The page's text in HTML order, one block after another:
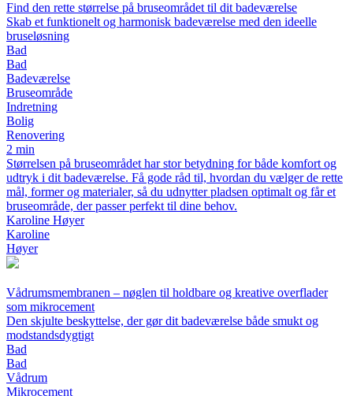
Find den rette størrelse på bruseområdet til dit badeværelse
Skab et funktionelt og harmonisk badeværelse med den ideelle
bruseløsning
Bad
Bad
Badeværelse
Bruseområde
Indretning
Bolig
Renovering
2 min
Størrelsen på bruseområdet har stor betydning for både komfort og
udtryk i dit badeværelse. Få gode råd til, hvordan du vælger de rette
mål, former og materialer, så du udnytter pladsen optimalt og får et
bruseområde, der passer perfekt til dine behov.
Karoline Høyer
Karoline
Høyer
Vådrumsmembranen – nøglen til holdbare og kreative overflader
som mikrocement
Den skjulte beskyttelse, der gør dit badeværelse både smukt og
modstandsdygtigt
Bad
Bad
Vådrum
Mikrocement